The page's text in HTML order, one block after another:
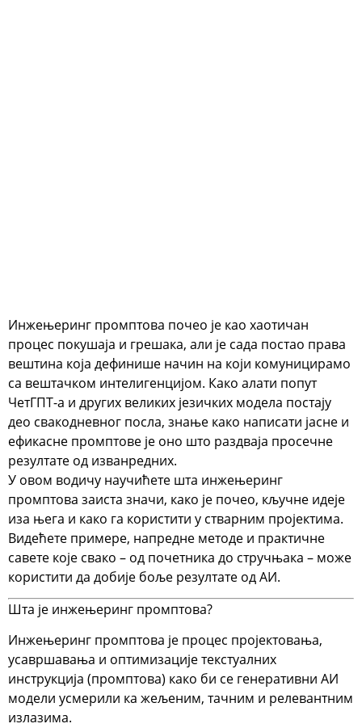
Инжењеринг промптова почео је као хаотичан
процес покушаја и грешака, али је сада постао права
вештина која дефинише начин на који комуницирамо
са вештачком интелигенцијом. Како алати попут
ЧетГПТ-а и других великих језичких модела постају
део свакодневног посла, знање како написати јасне и
ефикасне промптове је оно што раздваја просечне
резултате од изванредних.
У овом водичу научићете шта инжењеринг
промптова заиста значи, како је почео, кључне идеје
иза њега и како га користити у стварним пројектима.
Видећете примере, напредне методе и практичне
савете које свако – од почетника до стручњака – може
користити да добије боље резултате од АИ.
Шта је инжењеринг промптова?
Инжењеринг промптова је процес пројектовања,
усавршавања и оптимизације текстуалних
инструкција (промптова) како би се генеративни АИ
модели усмерили ка жељеним, тачним и релевантним
излазима.